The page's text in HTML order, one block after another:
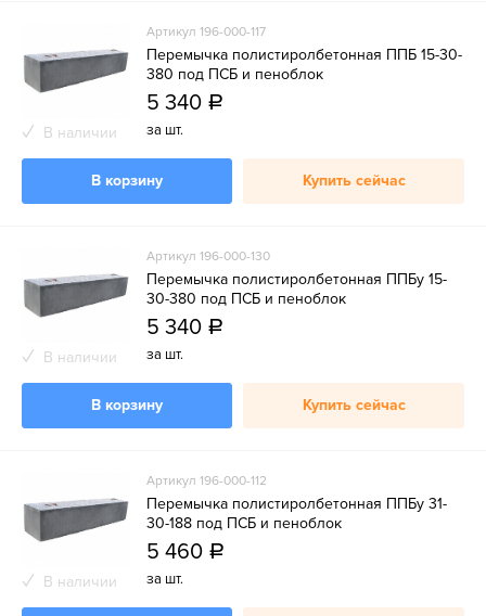
В наличии
Артикул 196-000-117
Перемычка полистиролбетонная ППБ 15-30-
380 под ПСБ и пеноблок
5 340 a
за шт.
В корзину Купить сейчас
В наличии
Артикул 196-000-130
Перемычка полистиролбетонная ППБу 15-
30-380 под ПСБ и пеноблок
5 340 a
за шт.
В корзину Купить сейчас
В наличии
Артикул 196-000-112
Перемычка полистиролбетонная ППБу 31-
30-188 под ПСБ и пеноблок
5 460 a
за шт.